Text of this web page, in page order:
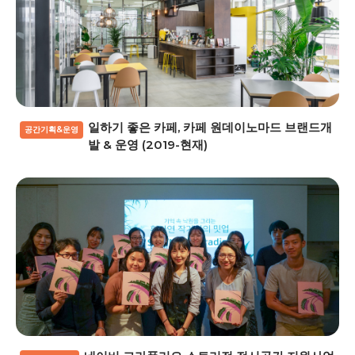
공간기획&운영
일하기 좋은 카페, 카페 원데이노마드 브랜드개
발 & 운영 (2019-현재)